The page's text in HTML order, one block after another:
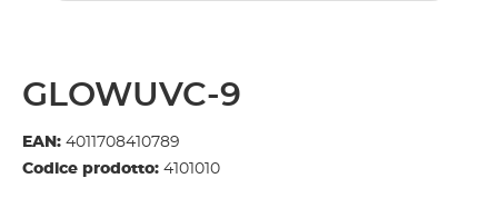
GLOWUVC-9
EAN: 4011708410789
Codice prodotto: 4101010